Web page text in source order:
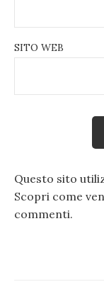
SITO WEB
Questo sito
Scopri come
commenti.